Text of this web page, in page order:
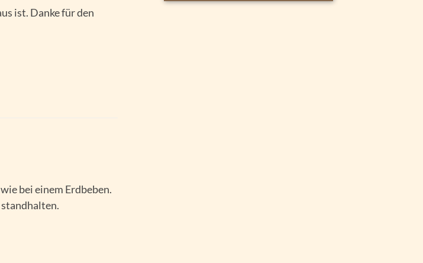
ist. Danke für den
bei einem Erdbeben.